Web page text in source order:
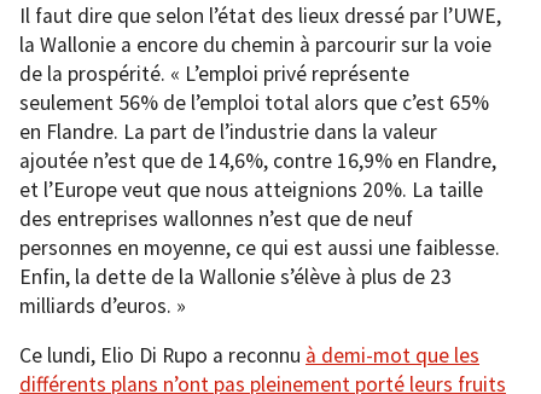
Il faut dire que selon l’état des lieux dressé par l’UWE,
la Wallonie a encore du chemin à parcourir sur la voie
de la prospérité. « L’emploi privé représente
seulement 56% de l’emploi total alors que c’est 65%
en Flandre. La part de l’industrie dans la valeur
ajoutée n’est que de 14,6%, contre 16,9% en Flandre,
et l’Europe veut que nous atteignions 20%. La taille
des entreprises wallonnes n’est que de neuf
personnes en moyenne, ce qui est aussi une faiblesse.
Enfin, la dette de la Wallonie s’élève à plus de 23
milliards d’euros. »
Ce lundi, Elio Di Rupo a reconnu à demi-mot que les
différents plans n’ont pas pleinement porté leurs fruits